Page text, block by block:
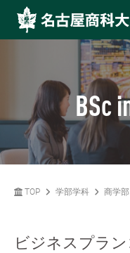
BSc
TOP 学部学科 商学部
ビジネスプラ